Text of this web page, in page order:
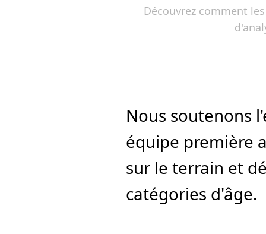
Découvrez comment
Nous soutenons
équipe première
sur le terrain et
catégories d'âge.